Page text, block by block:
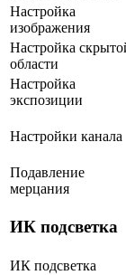
Настройка
изображения
Настройка
области
Настройка
экспозиции
Настройки канала
Подавление
мерцания
ИК подсветка
ИК подсветка